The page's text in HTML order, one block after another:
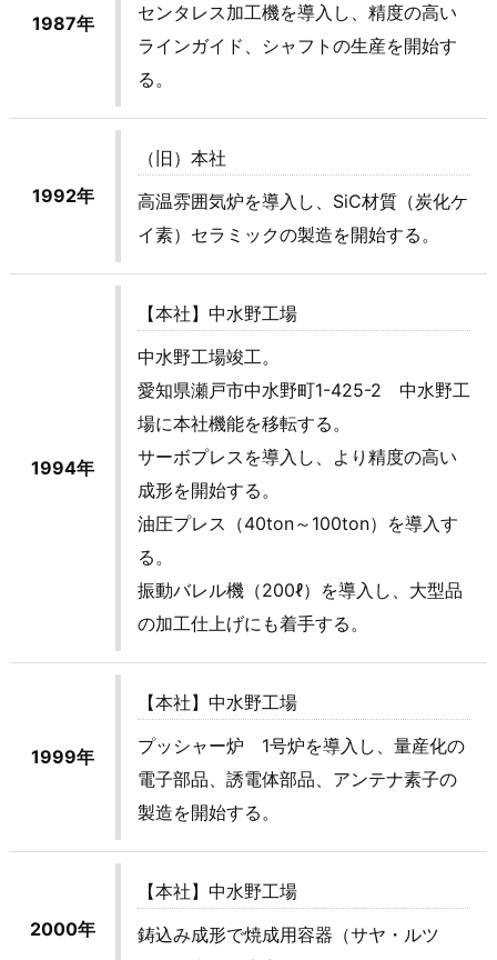
1987年
センタレス加工機を導入し、精度の高い
ラインガイド、シャフトの生産を開始す
る。
1992年
（旧）本社
高温雰囲気炉を導入し、SiC材質（炭化ケ
イ素）セラミックの製造を開始する。
1994年
【本社】中水野工場
中水野工場竣工。
愛知県瀬戸市中水野町1-425-2 中水野工
場に本社機能を移転する。
サーボプレスを導入し、より精度の高い
成形を開始する。
油圧プレス（40ton～100ton）を導入す
る。
振動バレル機（200ℓ）を導入し、大型品
の加工仕上げにも着手する。
1999年
【本社】中水野工場
プッシャー炉 1号炉を導入し、量産化の
電子部品、誘電体部品、アンテナ素子の
製造を開始する。
2000年
【本社】中水野工場
鋳込み成形で焼成用容器（サヤ・ルツ